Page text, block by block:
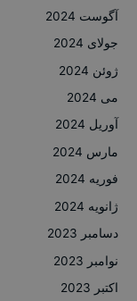
آگوست 2024
جولای 2024
ژوئن 2024
می 2024
آوریل 2024
مارس 2024
فوریه 2024
ژانویه 2024
دسامبر 2023
نوامبر 2023
اکتبر 2023